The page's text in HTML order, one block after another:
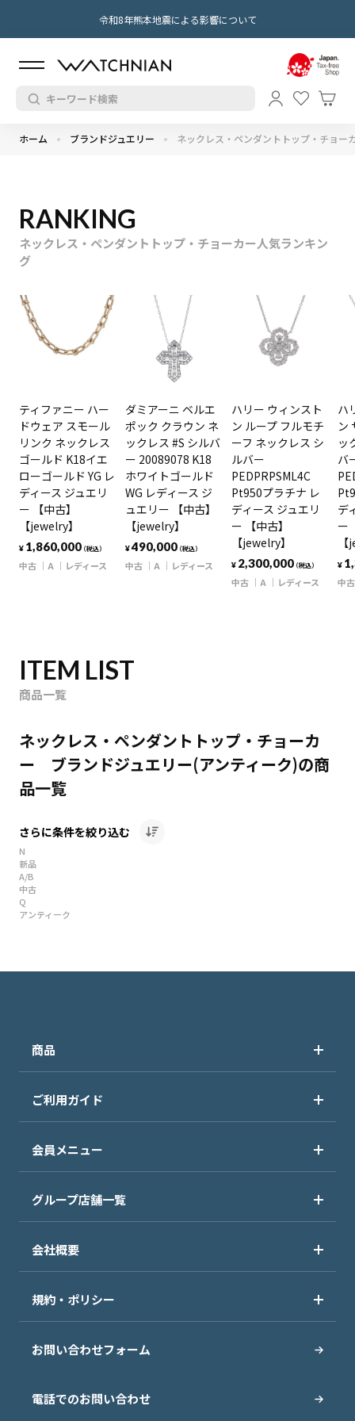
令和8年熊本地震による影響について
ホーム ブランドジュエリー ネックレス・ペンダントトップ・チョー
RANKING
ネックレス・ペンダントトップ・チョーカー人気ランキン
グ
ティファニー ハー
ドウェア スモール
リンク ネックレス
ゴールド K18イエ
ローゴールド YG レ
ディース ジュエリ
ー 【中古】
【jewelry】
¥ 1,860,000（税込）
中古 A レディース
ダミアーニ ベルエ
ポック クラウン ネ
ックレス #S シルバ
ー 20089078 K18
ホワイトゴールド
WG レディース ジ
ュエリー 【中古】
【jewelry】
¥490,000（税込）
中古 A レディース
ハリー ウィンスト
ン ループ フルモチ
ーフ ネックレス シ
ルバー
PEDPRPSML4C
Pt950プラチナ レ
ディース ジュエリ
ー 【中古】
【jewelry】
¥ 2,300,000（税込）
中古 A レディース
ハ
ン
ッ
バ
デ
ー
¥
中古
ITEM LIST
商品一覧
ネックレス・ペンダントトップ・チョーカ
ー ブランドジュエリー(アンティーク)の商
品一覧
さらに条件を絞り込む
N
新品
A/B
中古
Q
アンティーク
商品
ご利用ガイド
会員メニュー
グループ店舗一覧
会社概要
規約・ポリシー
お問い合わせフォーム
電話でのお問い合わせ